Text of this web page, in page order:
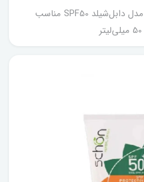
کرم ضدآفتاب بی‌رنگ شون مدل دابل‌شیلد SPF50 مناسب